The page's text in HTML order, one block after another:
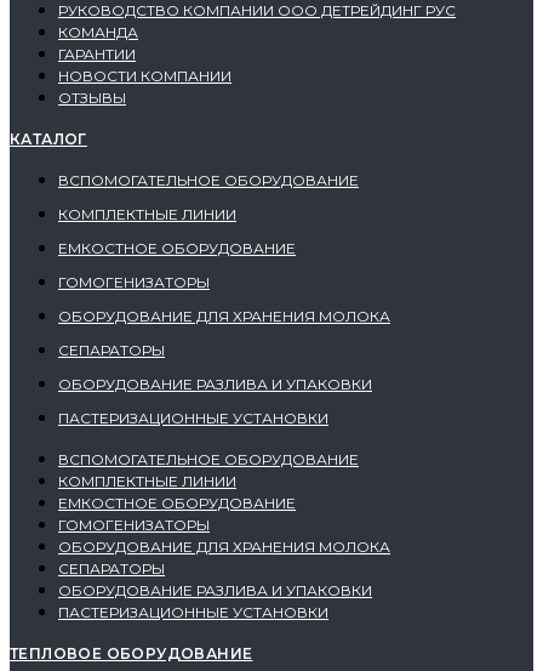
РУКОВОДСТВО КОМПАНИИ ООО ДЕТРЕЙДИНГ РУС
КОМАНДА
ГАРАНТИИ
НОВОСТИ КОМПАНИИ
ОТЗЫВЫ
КАТАЛОГ
ВСПОМОГАТЕЛЬНОЕ ОБОРУДОВАНИЕ
КОМПЛЕКТНЫЕ ЛИНИИ
ЕМКОСТНОЕ ОБОРУДОВАНИЕ
ГОМОГЕНИЗАТОРЫ
ОБОРУДОВАНИЕ ДЛЯ ХРАНЕНИЯ МОЛОКА
СЕПАРАТОРЫ
ОБОРУДОВАНИЕ РАЗЛИВА И УПАКОВКИ
ПАСТЕРИЗАЦИОННЫЕ УСТАНОВКИ
ВСПОМОГАТЕЛЬНОЕ ОБОРУДОВАНИЕ
КОМПЛЕКТНЫЕ ЛИНИИ
ЕМКОСТНОЕ ОБОРУДОВАНИЕ
ГОМОГЕНИЗАТОРЫ
ОБОРУДОВАНИЕ ДЛЯ ХРАНЕНИЯ МОЛОКА
СЕПАРАТОРЫ
ОБОРУДОВАНИЕ РАЗЛИВА И УПАКОВКИ
ПАСТЕРИЗАЦИОННЫЕ УСТАНОВКИ
ТЕПЛОВОЕ ОБОРУДОВАНИЕ